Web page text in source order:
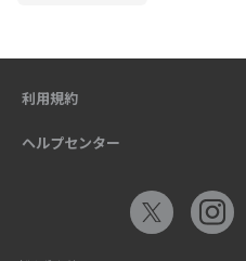
利用規約
ヘルプセンター